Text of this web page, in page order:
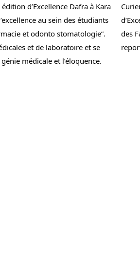
d’Excellence Dafra à Kara
au sein des étudiants
et odonto stomatologie”.
et de laboratoire et se
médicale et l’éloquence.
des